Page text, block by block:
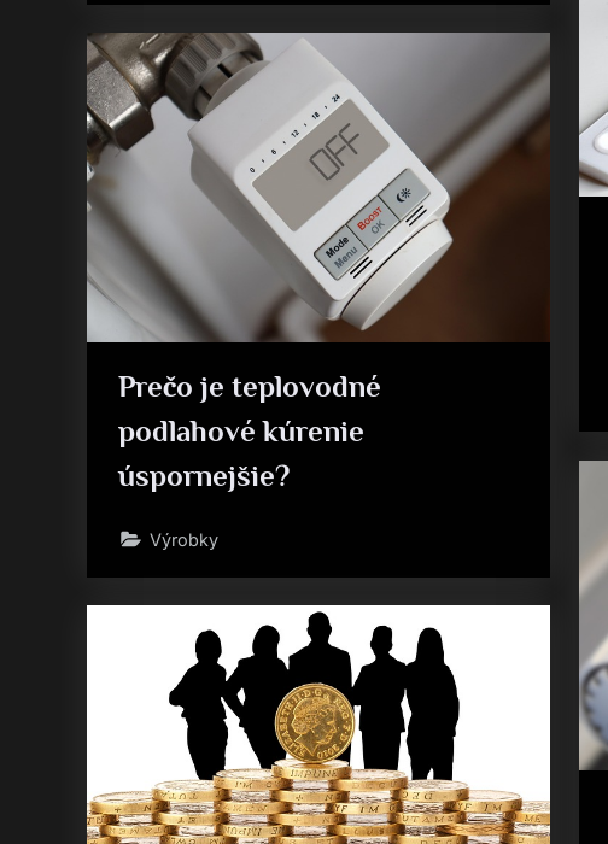
Prečo je teplovodné
podlahové kúrenie
úspornejšie?
Výrobky